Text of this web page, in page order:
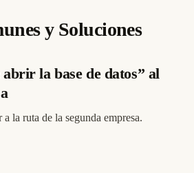
y Soluciones
abrir la base de datos” al
la ruta de la segunda empresa.